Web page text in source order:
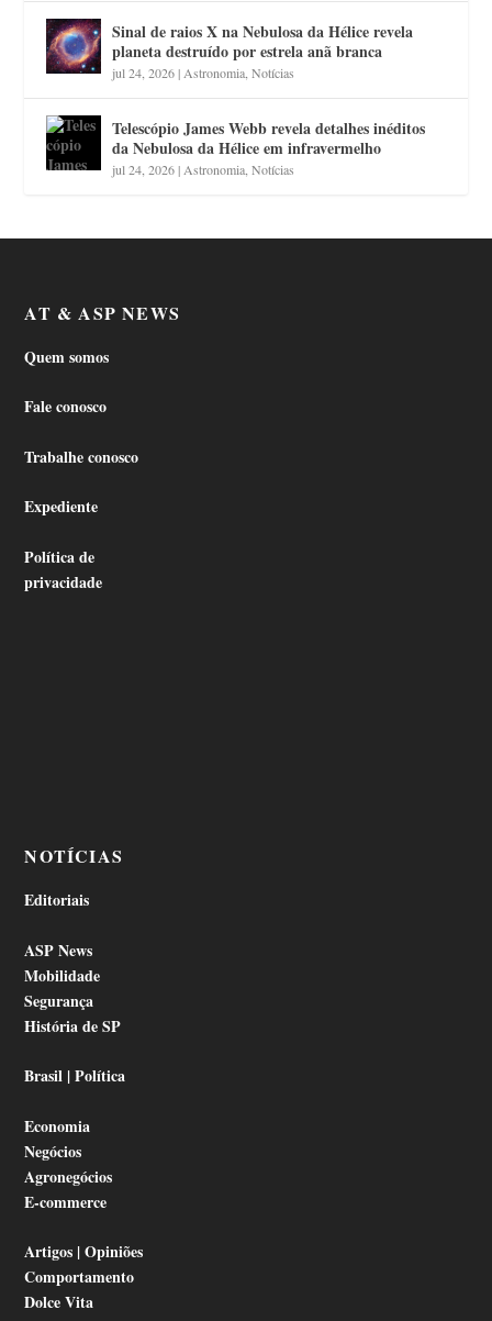
Sinal de raios X na Nebulosa da Hélice revela
planeta destruído por estrela anã branca
jul 24, 2026| Astronomia ,Notícias
Telescópio James Webb revela detalhes inéditos
da Nebulosa da Hélice em infravermelho
jul 24, 2026| Astronomia ,Notícias
AT & ASP NEWS
Quem somos
Fale conosco
Trabalhe conosco
Expediente
Política de
privacidade
NOTÍCIAS
Editoriais
ASP News
Mobilidade
Segurança
História de SP
Brasil | Política
Economia
Negócios
Agronegócios
E-commerce
Artigos | Opiniões
Comportamento
Dolce Vita